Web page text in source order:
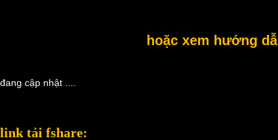
hoặc xem hướng
đang cập nhật ....
link tải fshare: